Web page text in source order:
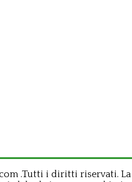
.Tutti i diritti riservati.